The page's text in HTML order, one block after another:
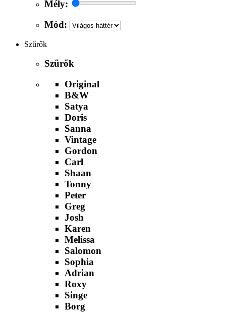
Mély:
Mód:
Szűrők
Szűrők
Original
B&W
Satya
Doris
Sanna
Vintage
Gordon
Carl
Shaan
Tonny
Peter
Greg
Josh
Karen
Melissa
Salomon
Sophia
Adrian
Roxy
Singe
Borg